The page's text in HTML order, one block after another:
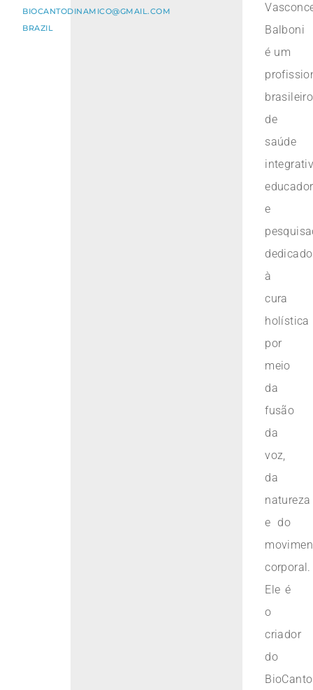
BIOCANTODINAMICO@GMAIL.COM
BRAZIL
Balboni
é um
brasileiro
de
saúde
educador
e
dedicado
à
cura
holística
por
meio
da
fusão
da
voz,
da
natureza
e do
corporal.
Ele é
o
criador
do
BioCanto